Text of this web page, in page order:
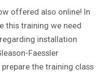
offered also online! In
this training we need
installation
Faessler
the training class